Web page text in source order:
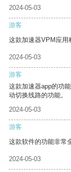
2024-05-03
游客
这款加速器VPM应用
2024-05-03
游客
这款加速器app的功
动切换线路的功能。
2024-05-03
游客
这款软件的功能非常
2024-05-03